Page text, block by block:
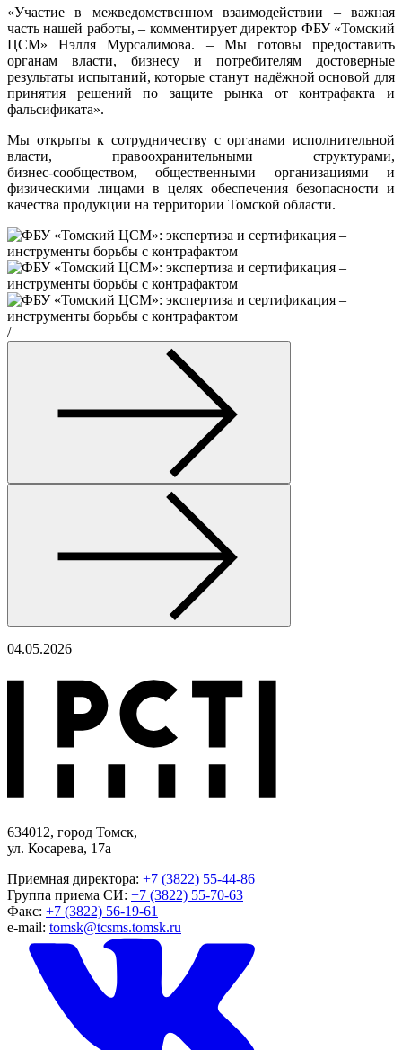
«Участие в межведомственном взаимодействии – важная
часть нашей работы, – комментирует директор ФБУ «Томский
ЦСМ» Нэлля Мурсалимова. – Мы готовы предоставить
органам власти, бизнесу и потребителям достоверные
результаты испытаний, которые станут надёжной основой для
принятия решений по защите рынка от контрафакта и
фальсификата».
Мы открыты к сотрудничеству с органами исполнительной
власти, правоохранительными структурами,
бизнес‑сообществом, общественными организациями и
физическими лицами в целях обеспечения безопасности и
качества продукции на территории Томской области.
/
04.05.2026
634012, город Томск,
ул. Косарева, 17а
Приемная директора: +7 (3822) 55-44-86
Группа приема СИ: +7 (3822) 55-70-63
Факс: +7 (3822) 56-19-61
e-mail: tomsk@tcsms.tomsk.ru